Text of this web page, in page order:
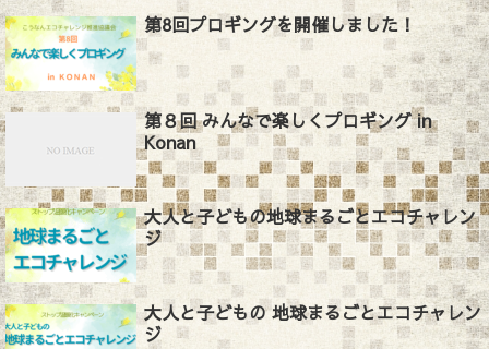
第8回プロギングを開催しました！
第８回 みんなで楽しくプロギング in
Konan
大人と子どもの地球まるごとエコチャレン
ジ
大人と子どもの 地球まるごとエコチャレン
ジ